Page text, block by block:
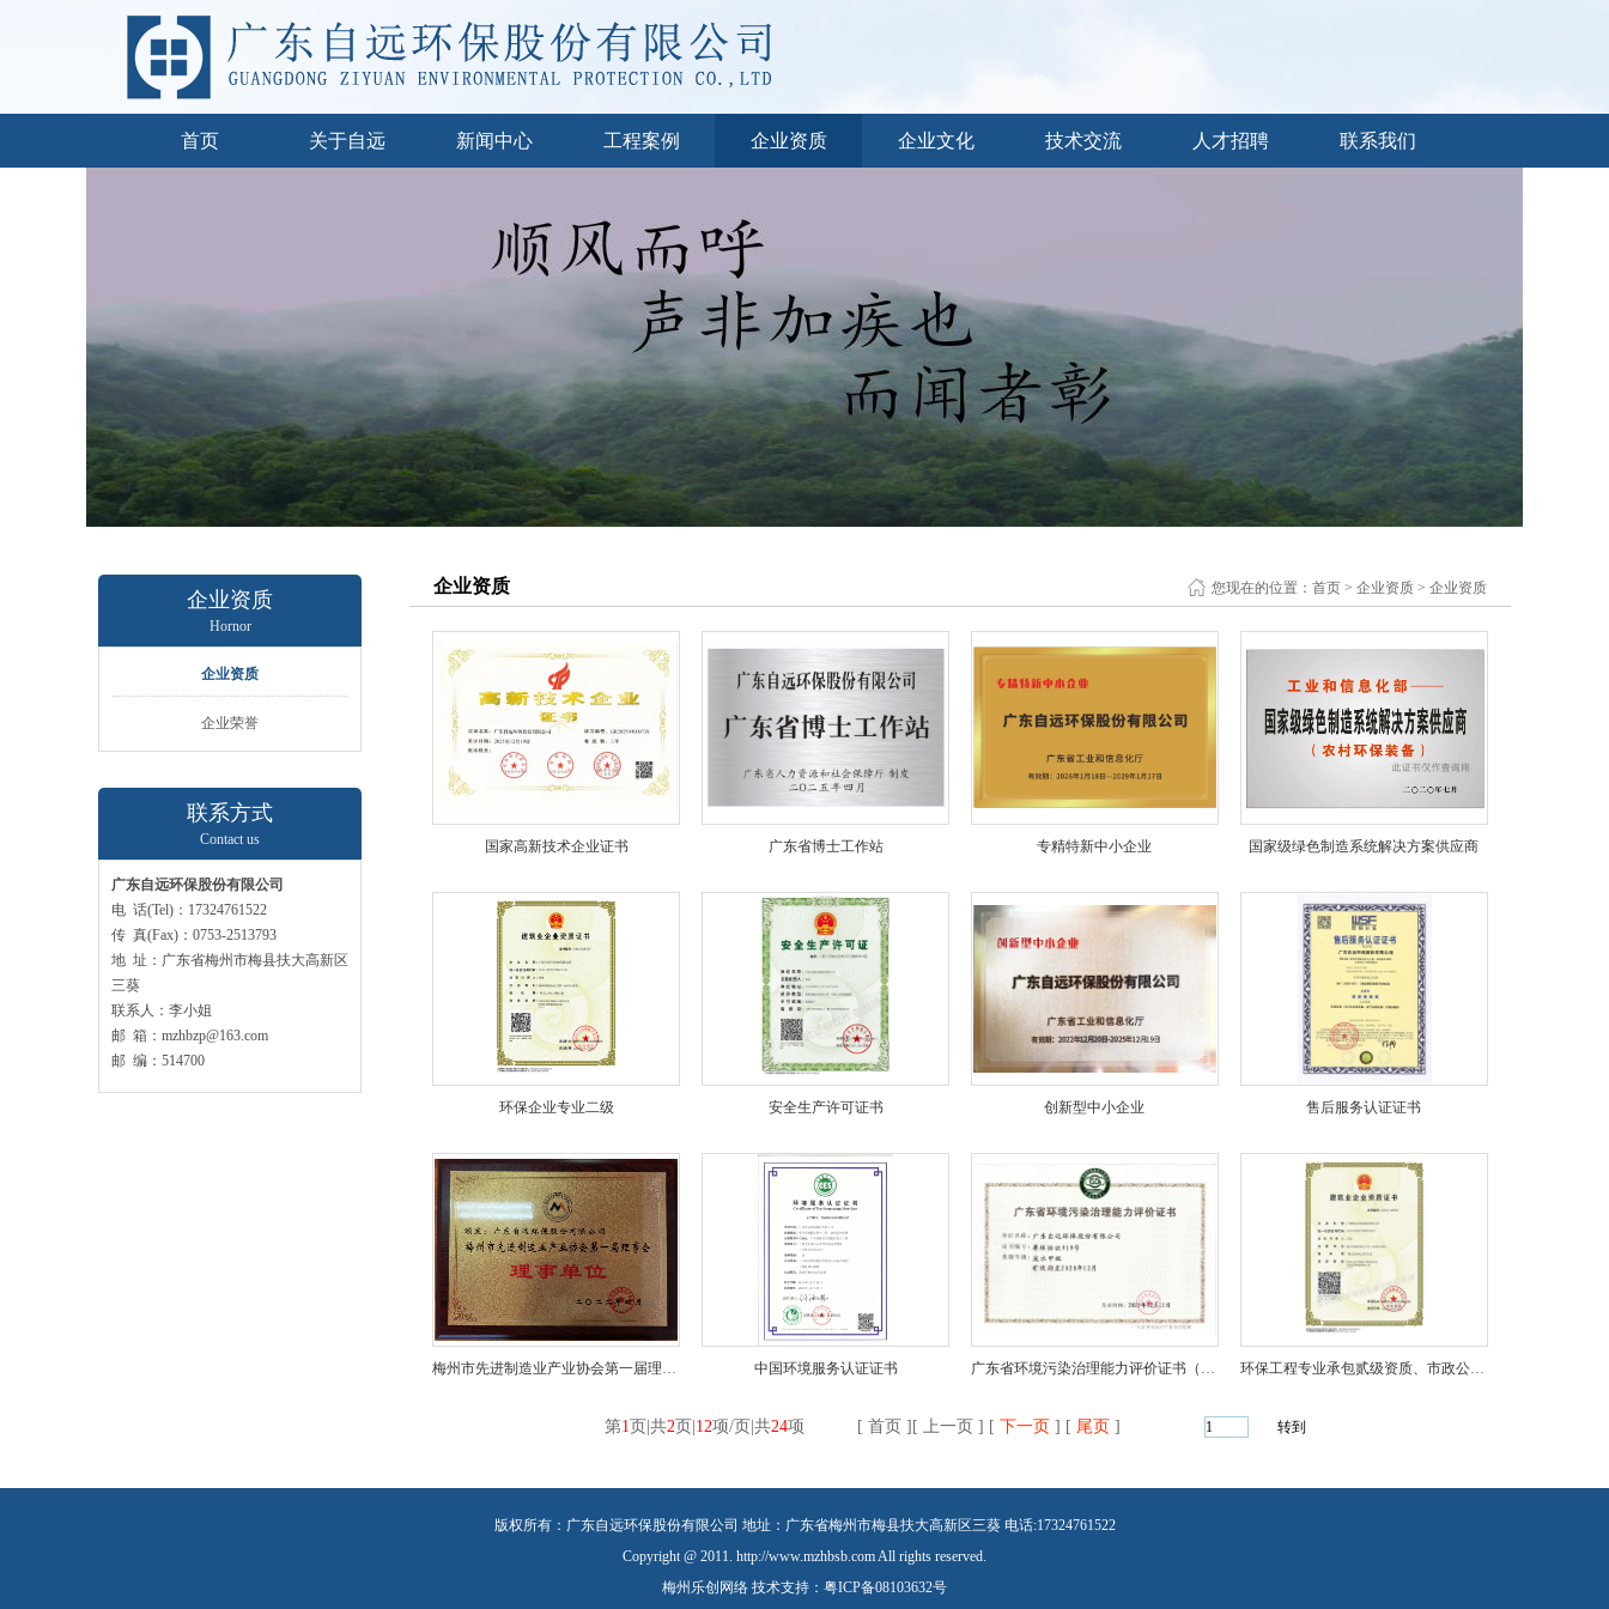
首页 关于自远 新闻中心 工程案例 企业资质 企业文化 技术交流 人才招聘 联系我们
企业资质
Hornor
企业资质
企业荣誉
联系方式
Contact us
广东自远环保股份有限公司
电 话(Tel)：17324761522
传 真(Fax)：0753-2513793
地 址：广东省梅州市梅县扶大高新区
三葵
联系人：李小姐
邮 箱：mzhbzp@163.com
邮 编：514700
企业资质 您现在的位置： 首页 > 企业资质 > 企业资质
国家高新技术企业证书 广东省博士工作站 专精特新中小企业 国家级绿色制造系统解决方案供应商
环保企业专业二级 安全生产许可证书 创新型中小企业 售后服务认证证书
梅州市先进制造业产业协会第一届理事会理事单位 中国环境服务认证证书 广东省环境污染治理能力评价证书（废水甲级） 环保工程专业承包贰级资质、市政公用工程施工总承包叁
第1 页|共2页| 12项/页|共24项 [ 首页 ][ 上一页 ] [ 下一页 ] [ 尾页 ]
版权所有：广东自远环保股份有限公司 地址：广东省梅州市梅县扶大高新区三葵 电话:17324761522
Copyright @ 2011. http://www.mzhbsb.com All rights reserved.
梅州乐创网络 技术支持： 粤ICP备08103632号